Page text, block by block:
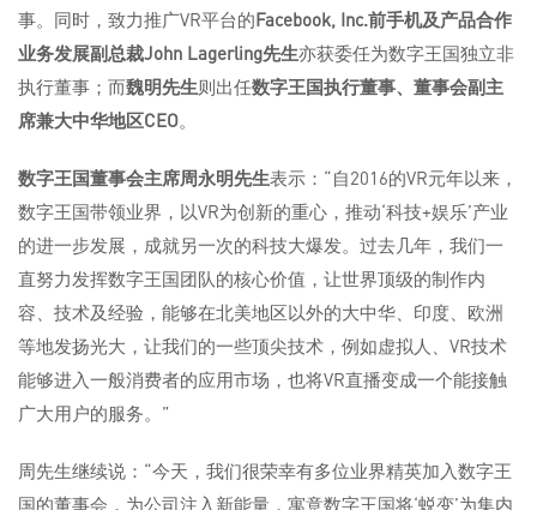
事。同时，致力推广VR平台的Facebook, Inc.前手机及产品合作
业务发展副总裁John Lagerling先生亦获委任为数字王国独立非
执行董事；而魏明先生则出任数字王国执行董事、董事会副主
席兼大中华地区CEO。
数字王国董事会主席周永明先生表示：“自2016的VR元年以来，
数字王国带领业界，以VR为创新的重心，推动‘科技+娱乐’产业
的进一步发展，成就另一次的科技大爆发。过去几年，我们一
直努力发挥数字王国团队的核心价值，让世界顶级的制作内
容、技术及经验，能够在北美地区以外的大中华、印度、欧洲
等地发扬光大，让我们的一些顶尖技术，例如虚拟人、VR技术
能够进入一般消费者的应用市场，也将VR直播变成一个能接触
广大用户的服务。”
周先生继续说：“今天，我们很荣幸有多位业界精英加入数字王
国的董事会，为公司注入新能量，寓意数字王国将‘蜕变’为集内